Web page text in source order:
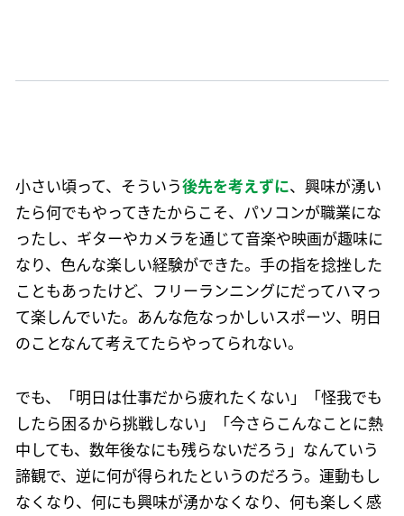
小さい頃って、そういう後先を考えずに、興味が湧い
たら何でもやってきたからこそ、パソコンが職業にな
ったし、ギターやカメラを通じて音楽や映画が趣味に
なり、色んな楽しい経験ができた。手の指を捻挫した
こともあったけど、フリーランニングにだってハマっ
て楽しんでいた。あんな危なっかしいスポーツ、明日
のことなんて考えてたらやってられない。
でも、「明日は仕事だから疲れたくない」「怪我でも
したら困るから挑戦しない」「今さらこんなことに熱
中しても、数年後なにも残らないだろう」なんていう
諦観で、逆に何が得られたというのだろう。運動もし
なくなり、何にも興味が湧かなくなり、何も楽しく感